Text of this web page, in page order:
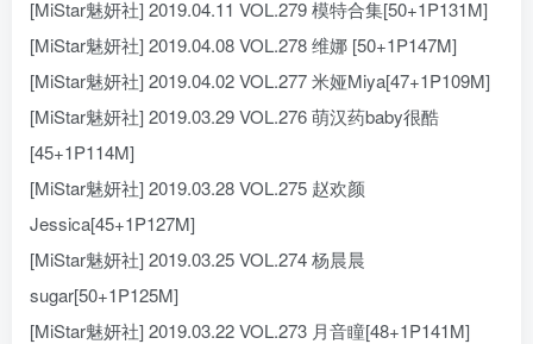
[MiStar魅妍社] 2019.04.11 VOL.279 模特合集[50+1P131M]
[MiStar魅妍社] 2019.04.08 VOL.278 维娜 [50+1P147M]
[MiStar魅妍社] 2019.04.02 VOL.277 米娅Miya[47+1P109M]
[MiStar魅妍社] 2019.03.29 VOL.276 萌汉药baby很酷
[45+1P114M]
[MiStar魅妍社] 2019.03.28 VOL.275 赵欢颜
Jessica[45+1P127M]
[MiStar魅妍社] 2019.03.25 VOL.274 杨晨晨
sugar[50+1P125M]
[MiStar魅妍社] 2019.03.22 VOL.273 月音瞳[48+1P141M]